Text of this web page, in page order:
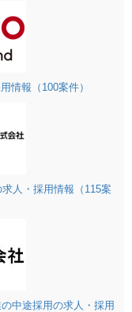
情報（100案件）
人・採用情報（115案
中途採用の求人・採用